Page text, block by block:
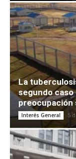
La
segundo
preocupación
Interés General 5